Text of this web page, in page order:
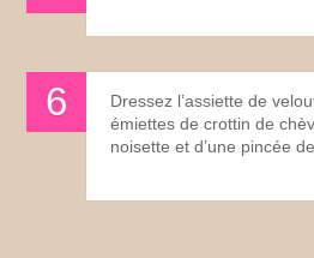
Dressez l’assiette de
émiettes de crottin de
noisette et d’une pincée